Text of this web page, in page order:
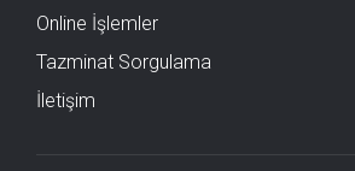
Online İşlemler
Tazminat Sorgulama
İletişim